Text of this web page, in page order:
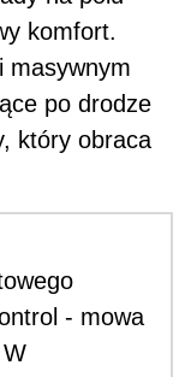
komfort.
masywnym
po drodze
który obraca
- mowa